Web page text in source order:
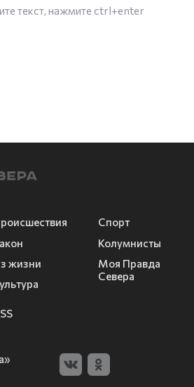
текст, нажмите ctrl+enter
жизни
Спорт
Колумнисты
Моя Правда
Севера